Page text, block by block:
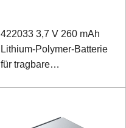
422033 3,7 V 260 mAh
Lithium-Polymer-Batterie
für tragbare